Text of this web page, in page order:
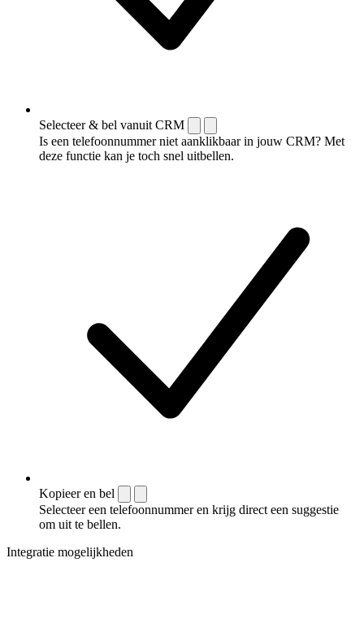
Selecteer & bel vanuit CRM
Is een telefoonnummer niet aanklikbaar in jouw CRM? Met
deze functie kan je toch snel uitbellen.
Kopieer en bel
Selecteer een telefoonnummer en krijg direct een suggestie
om uit te bellen.
Integratie mogelijkheden